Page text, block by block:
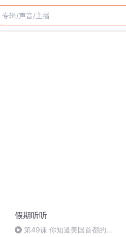
假期听听
第49课 你知道美国首都的名